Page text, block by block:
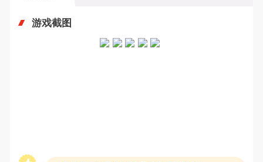
游戏截图